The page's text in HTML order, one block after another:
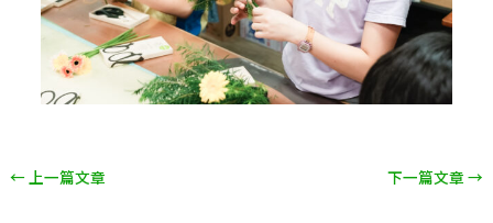
←上一篇文章 下一篇文章 →